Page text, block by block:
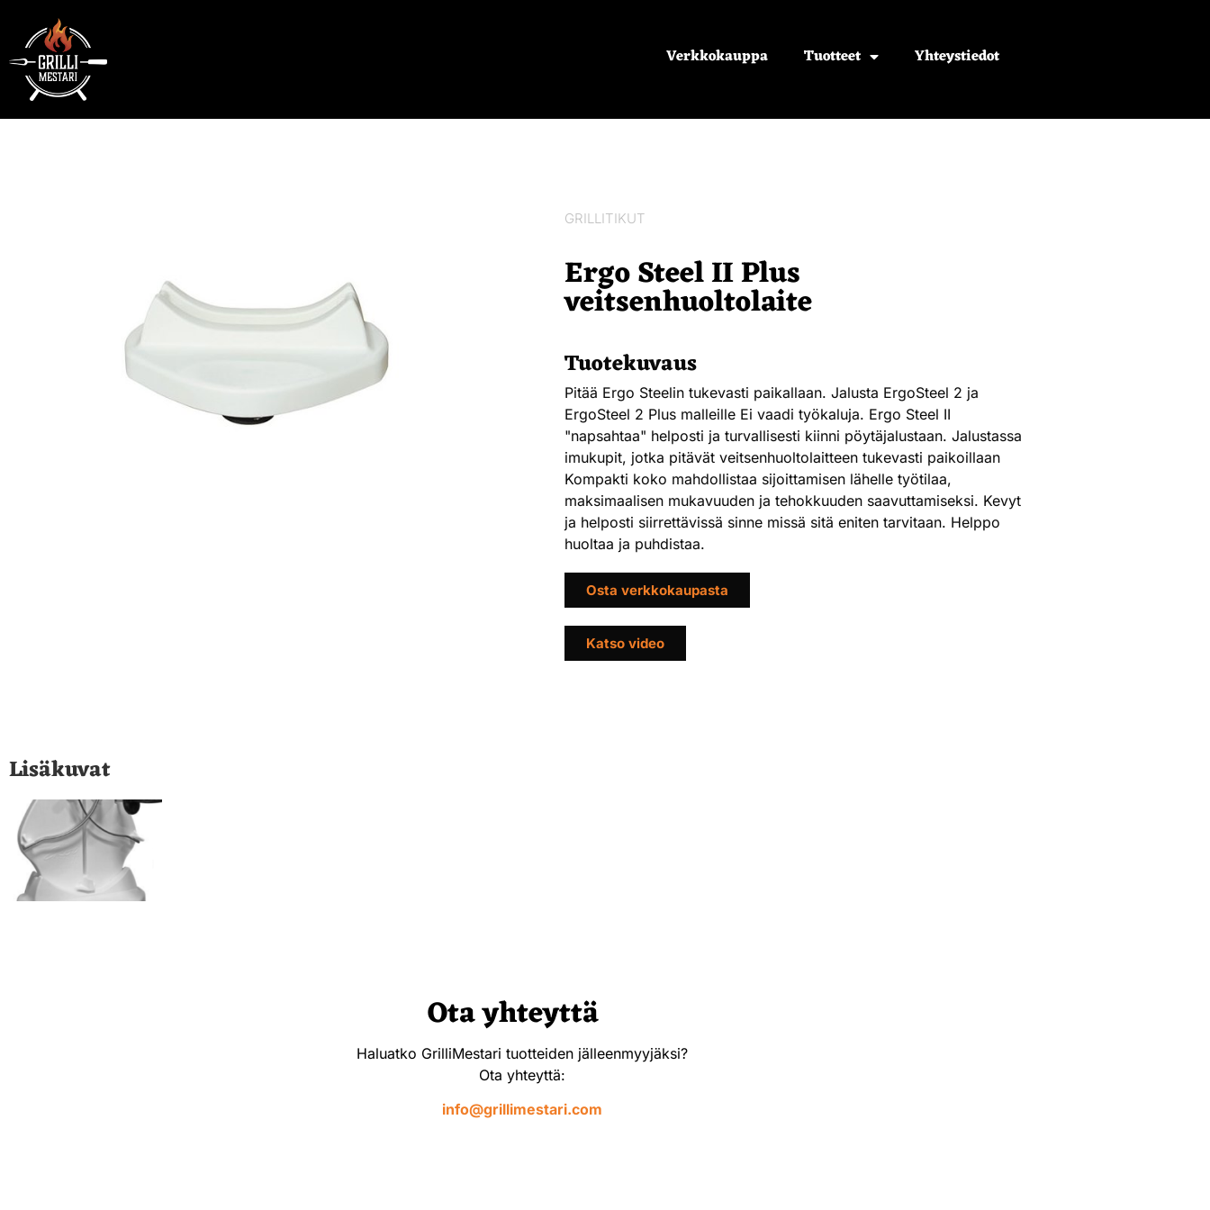
Verkkokauppa Tuotteet Yhteystiedot
GRILLITIKUT
Ergo Steel II Plus
veitsenhuoltolaite
Tuotekuvaus
Pitää Ergo Steelin tukevasti paikallaan. Jalusta ErgoSteel 2 ja
ErgoSteel 2 Plus malleille Ei vaadi työkaluja. Ergo Steel II
"napsahtaa" helposti ja turvallisesti kiinni pöytäjalustaan. Jalustassa
imukupit, jotka pitävät veitsenhuoltolaitteen tukevasti paikoillaan
Kompakti koko mahdollistaa sijoittamisen lähelle työtilaa,
maksimaalisen mukavuuden ja tehokkuuden saavuttamiseksi. Kevyt
ja helposti siirrettävissä sinne missä sitä eniten tarvitaan. Helppo
huoltaa ja puhdistaa.
Osta verkkokaupasta
Katso video
Lisäkuvat
Ota yhteyttä
Haluatko GrilliMestari tuotteiden jälleenmyyjäksi?
Ota yhteyttä:
info@grillimestari.com